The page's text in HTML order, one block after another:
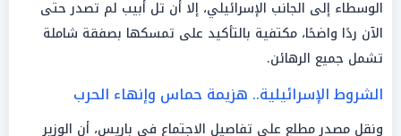
الوسطاء إلى الجانب الإسرائيلي، إلا أن تل أبيب لم تصدر حتى
الآن ردًا واضحًا، مكتفية بالتأكيد على تمسكها بصفقة شاملة
تشمل جميع الرهائن.
الشروط الإسرائيلية.. هزيمة حماس وإنهاء الحرب
ونقل مصدر مطلع على تفاصيل الاجتماع في باريس، أن الوزير